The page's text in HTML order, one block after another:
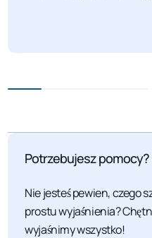
Potrzebujesz pomocy?
Nie jesteś pewien, czego
prostu wyjaśnienia?
wyjaśnimy wszystko!